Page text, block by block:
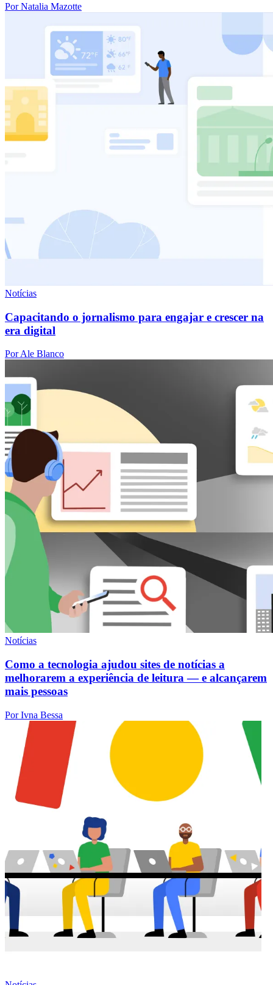
Por Natalia Mazotte
Notícias
Capacitando o jornalismo para engajar e crescer na
era digital
Por Ale Blanco
Notícias
Como a tecnologia ajudou sites de notícias a
melhorarem a experiência de leitura — e alcançarem
mais pessoas
Por Ivna Bessa